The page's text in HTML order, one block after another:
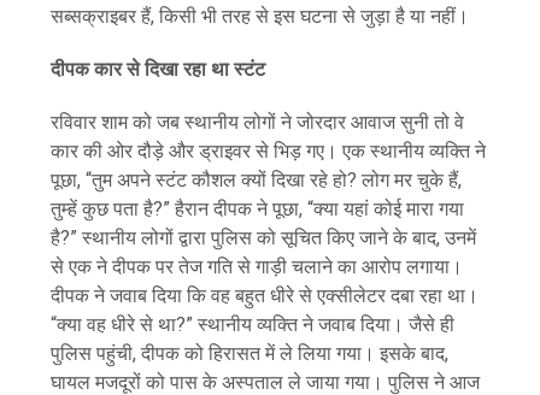
सब्सक्राइबर हैं, किसी भी तरह से इस घटना से जुड़ा है या नहीं।
दीपक कार से दिखा रहा था स्टंट
रविवार शाम को जब स्थानीय लोगों ने जोरदार आवाज सुनी तो वे
कार की ओर दौड़े और ड्राइवर से भिड़ गए। एक स्थानीय व्यक्ति ने
पूछा, “तुम अपने स्टंट कौशल क्यों दिखा रहे हो? लोग मर चुके हैं,
तुम्हें कुछ पता है?” हैरान दीपक ने पूछा, “क्या यहां कोई मारा गया
है?” स्थानीय लोगों द्वारा पुलिस को सूचित किए जाने के बाद, उनमें
से एक ने दीपक पर तेज गति से गाड़ी चलाने का आरोप लगाया।
दीपक ने जवाब दिया कि वह बहुत धीरे से एक्सीलेटर दबा रहा था।
“क्या वह धीरे से था?” स्थानीय व्यक्ति ने जवाब दिया। जैसे ही
पुलिस पहुंची, दीपक को हिरासत में ले लिया गया। इसके बाद,
घायल मजदूरों को पास के अस्पताल ले जाया गया। पुलिस ने आज